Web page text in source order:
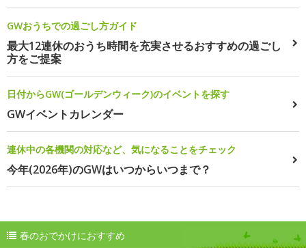
GWおうちでの過ごし方ガイド
最大12連休のおうち時間を充実させるおすすめの過ごし
方をご提案
日付からGW(ゴールデンウィーク)のイベントを探す
GWイベントカレンダー
連休中の各機関の対応など、気になることをチェック
今年(2026年)のGWはいつからいつまで？
春のおでかけにおすすめ